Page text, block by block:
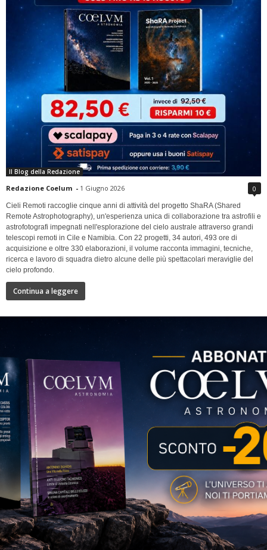
Il Blog della Redazione
Redazione Coelum - 1 Giugno 2026 0
Cieli Remoti raccoglie cinque anni di attività del progetto ShaRA (Shared
Remote Astrophotography), un'esperienza unica di collaborazione tra astrofili e
astrofotografi impegnati nell'esplorazione del cielo australe attraverso grandi
telescopi remoti in Cile e Namibia. Con 22 progetti, 34 autori, 493 ore di
acquisizione e oltre 330 elaborazioni, il volume racconta immagini, tecniche,
ricerca e lavoro di squadra dietro alcune delle più spettacolari meraviglie del
cielo profondo.
Continua a leggere